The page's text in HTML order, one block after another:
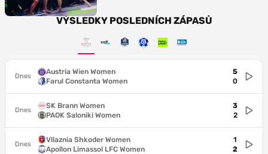
VÝSLEDKY POSLEDNÍCH ZÁPASŮ
Dnes
Austria Wien Women
Farul Constanta Women
5
0
Dnes
SK Brann Women
PAOK Saloniki Women
3
2
Dnes
Vllaznia Shkoder Women
Apollon Limassol LFC Women
1
2